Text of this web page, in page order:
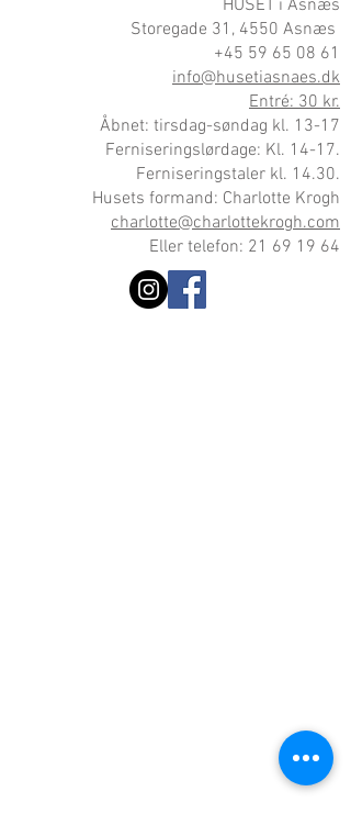
HUSET i Asnæs
Storegade 31, 4550 Asnæs
+45 59 65 08 61
info@husetiasnaes.dk
Entré: 30 kr.
Åbnet: tirsdag-søndag kl. 13-17
Ferniseringslørdage: Kl. 14-17.
Ferniseringstaler kl. 14.30.
Husets formand: Charlotte Krogh
charlotte@charlottekrogh.com
Eller telefon: 21 69 19 64